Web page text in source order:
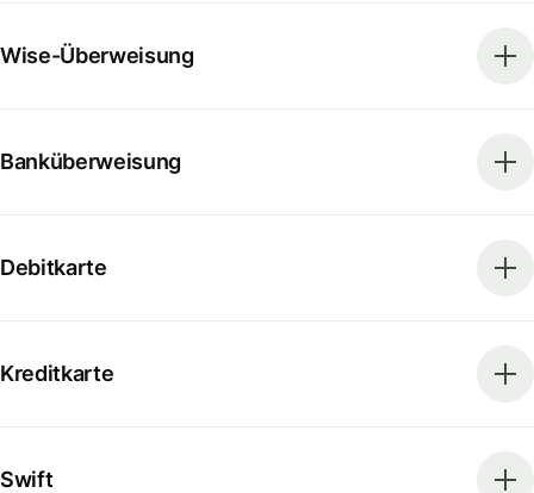
Wise-Überweisung
Banküberweisung
Debitkarte
Kreditkarte
Swift